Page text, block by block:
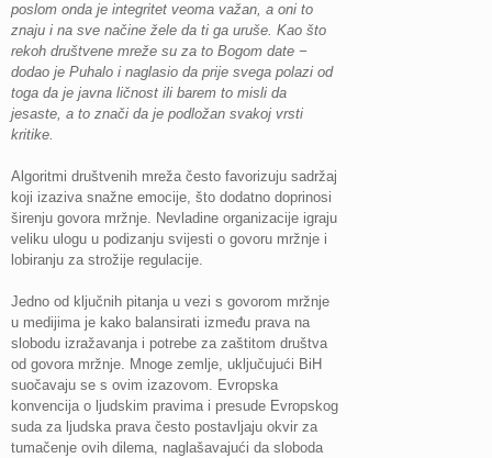
poslom onda je integritet veoma važan, a oni to
znaju i na sve načine žele da ti ga uruše. Kao što
rekoh društvene mreže su za to Bogom date −
dodao je Puhalo i naglasio da prije svega polazi od
toga da je javna ličnost ili barem to misli da
jesaste, a to znači da je podložan svakoj vrsti
kritike.
Algoritmi društvenih mreža često favorizuju sadržaj
koji izaziva snažne emocije, što dodatno doprinosi
širenju govora mržnje. Nevladine organizacije igraju
veliku ulogu u podizanju svijesti o govoru mržnje i
lobiranju za strožije regulacije.
Jedno od ključnih pitanja u vezi s govorom mržnje
u medijima je kako balansirati između prava na
slobodu izražavanja i potrebe za zaštitom društva
od govora mržnje. Mnoge zemlje, uključujući BiH
suočavaju se s ovim izazovom. Evropska
konvencija o ljudskim pravima i presude Evropskog
suda za ljudska prava često postavljaju okvir za
tumačenje ovih dilema, naglašavajući da sloboda